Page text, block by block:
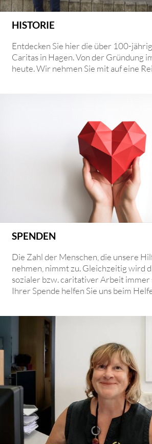
HISTORIE
Entdecken Sie hier die über 100-
Caritas in Hagen. Von der Gründung
heute. Wir nehmen Sie mit auf eine
SPENDEN
Die Zahl der Menschen, die unsere
nehmen, nimmt zu. Gleichzeitig wird
sozialer bzw. caritativer Arbeit
Ihrer Spende helfen Sie uns beim